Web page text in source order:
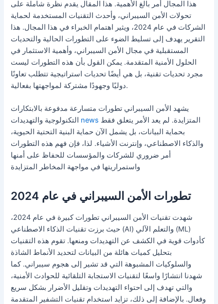
هذا المجال أمر بالغ الأهمية. هذا المقال يقدم نظرة شاملة على
تحولات الأمن السيبراني، وأحدث التقنيات المستخدمة لحماية
الشركات في عام 2024، ويثير اهتمام الخبراء في هذا المجال. هذا
التقرير يهدف إلى تسليط الضوء على التطورات الحالية والتحديات
المستقبلية في مجال الأمن السيبراني، وأهمية الاستثمار في
الحلول الأمنية المتقدمة. يمكن القول بأن هذه التطورات ليست
مجرد تحديات تقنية، بل هي أيضًا تحديات استراتيجية تتطلب تعاونًا
دوليًا وجهودًا مشتركة لمواجهتها بفعالية.
يشهد الأمن السيبراني تطورات متسارعة مدفوعة بالابتكارات
news
بحماية البيانات، بل يشمل الآن حماية البنية التحتية الحيوية،
والذكاء الاصطناعي، وإنترنت الأشياء. لذا، فإن فهم هذه التطورات
أمر ضروري للشركات والمؤسسات للحفاظ على أمنها
واستمراريتها في مواجهة المخاطر المتزايدة
تطورات الأمن السيبراني في عام 2024
شهدت تقنيات الأمن السيبراني تطورات كبيرة في عام 2024،
حيث برزت تقنيات الذكاء الاصطناعي (AI) والتعلم الآلي (ML)
كأدوات قوية في الكشف عن التهديدات ومنعها. تقوم هذه التقنيات
بتحليل كميات هائلة من البيانات لتحديد الأنماط الشاذة
والسلوكيات المشبوهة التي قد تشير إلى هجوم سيبراني. كما
شهدنا انتشارًا واسعًا لتقنيات الاستجابة التلقائية للحوادث الأمنية،
والتي تهدف إلى احتواء التهديدات وتقليل الأضرار بشكل سريع
وفعال. بالإضافة إلى ذلك، تزايد استخدام تقنيات التشفير المتقدمة